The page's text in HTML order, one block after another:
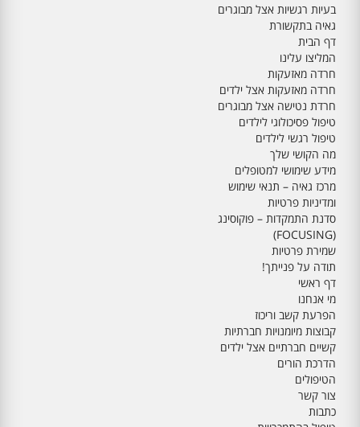
בעיות רגשיות אצל מבוגרים
גאיה בתקשורת
דף הבית
המליצו עלינו
חרדה מאזעקות
חרדה מאזעקות אצל ילדים
חרדת נטישה אצל מבוגרים
טיפול פסיכולוגי לילדים
טיפול רגשי לילדים
מה הקושי שלך
מידע שימושי למטופלים
מרכז גאיה – תנאי שימוש
ומדיניות פרטיות
סדנת התמקדות – פוקוסינג
(FOCUSING)
שמירת פרטיות
תודה על פנייתך!
דף ראשי
מי אנחנו
הפרעת קשב וריכוז
קבוצות מיומנויות חברתיות
קשיים חברתיים אצל ילדים
הדרכת הורים
הטיפולים
צור קשר
כתבות